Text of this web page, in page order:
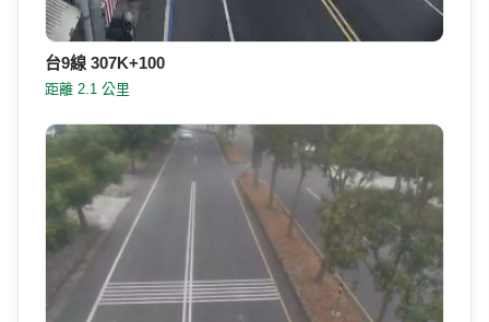
台9線 307K+100
距離 2.1 公里